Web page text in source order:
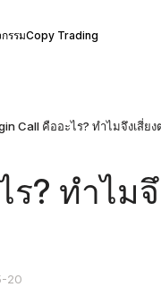
รรมCopy Trading
ร? ทำไม
20